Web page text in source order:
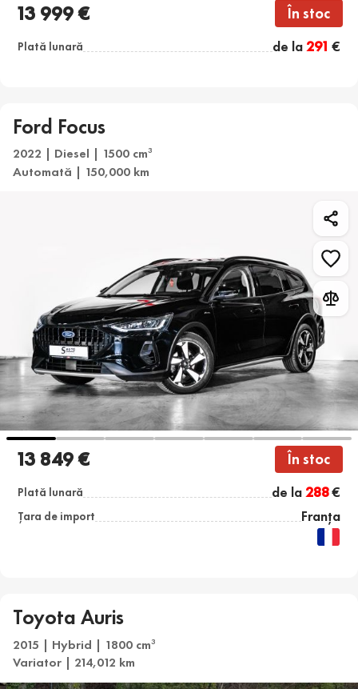
13 999 € În stoc
Plată lunară de la291 €
Ford Focus
2022 | Diesel | 1500 cm3
Automată | 150,000 km
13 849 € În stoc
Plată lunară de la288€
Țara de import Franța
Toyota Auris
2015 | Hybrid | 1800 cm3
Variator | 214,012 km